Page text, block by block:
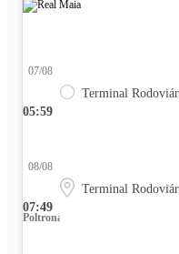
05:59
07/08
Terminal
07:49
08/08
Terminal
Poltrona